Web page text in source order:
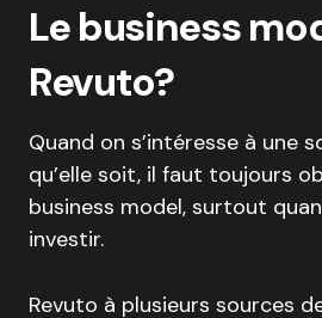
Le business
Revuto?
Quand on s’intéresse à une
qu’elle soit, il faut toujours
business model, surtout
investir.
Revuto à plusieurs sources